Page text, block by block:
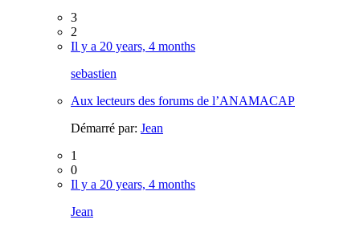
3
2
Il y a 20 years, 4 months
sebastien
Aux lecteurs des forums de l’ANAMACAP
Démarré par: Jean
1
0
Il y a 20 years, 4 months
Jean